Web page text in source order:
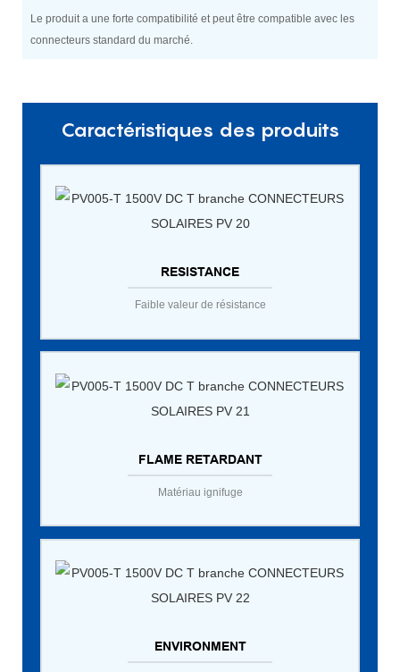
Le produit a une forte compatibilité et peut être compatible avec les
connecteurs standard du marché.
Caractéristiques des produits
RESISTANCE
Faible valeur de résistance
FLAME RETARDANT
Matériau ignifuge
ENVIRONMENT